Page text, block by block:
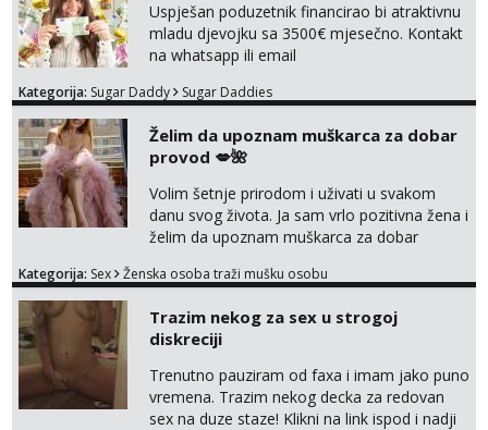
Uspješan poduzetnik financirao bi atraktivnu
mladu djevojku sa 3500€ mjesečno. Kontakt
na whatsapp ili email
Kategorija: Sugar Daddy Sugar Daddies
Želim da upoznam muškarca za dobar
provod 💋🌺
Volim šetnje prirodom i uživati u svakom
danu svog života. Ja sam vrlo pozitivna žena i
želim da upoznam muškarca za dobar
na link ispod i nadji me tamo, cekam te!
Kategorija: Sex Ženska osoba traži mušku osobu
Trazim nekog za sex u strogoj
diskreciji
Trenutno pauziram od faxa i imam jako puno
vremena. Trazim nekog decka za redovan
sex na duze staze! Klikni na link ispod i nadji